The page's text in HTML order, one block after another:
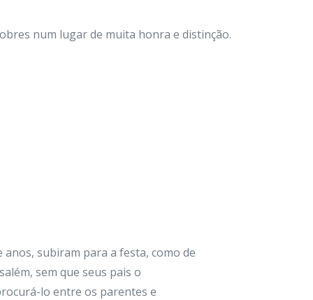
num lugar de muita honra e distinção.
subiram para a festa, como de
sem que seus pais o
lo entre os parentes e